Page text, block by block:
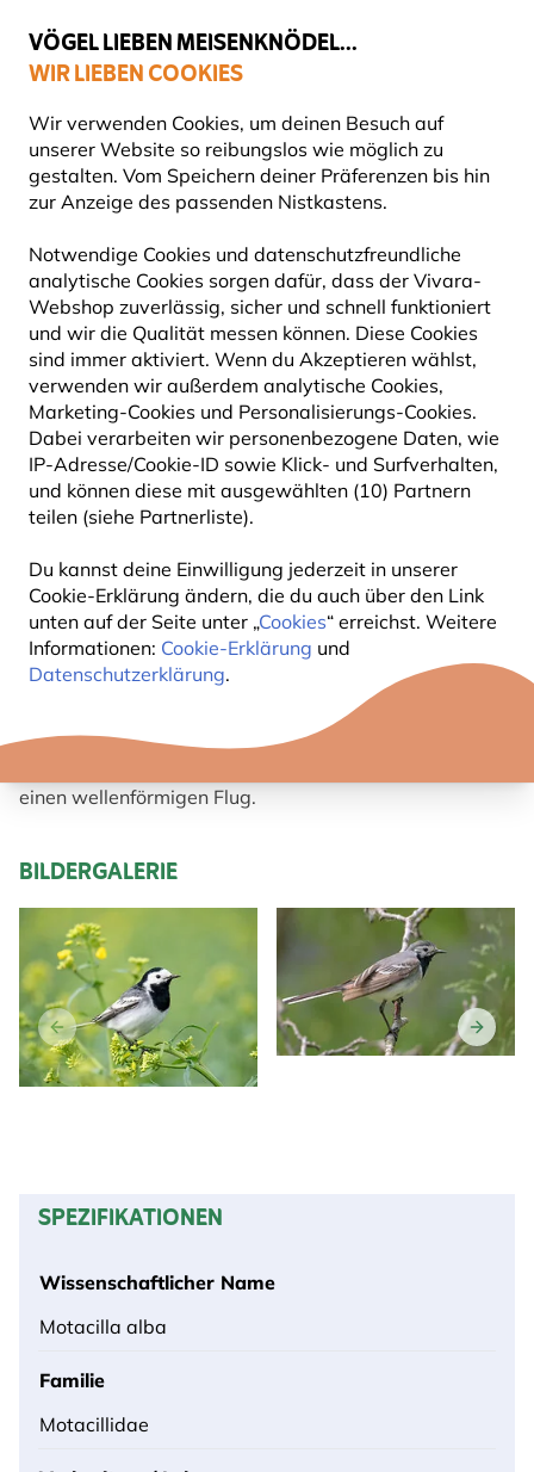
VÖGEL LIEBEN MEISENKNÖDEL...
WIR LIEBEN COOKIES
Wir verwenden Cookies, um deinen Besuch auf
unserer Website so reibungslos wie möglich zu
gestalten. Vom Speichern deiner Präferenzen bis hin
zur Anzeige des passenden Nistkastens.
Notwendige Cookies und datenschutzfreundliche
analytische Cookies sorgen dafür, dass der Vivara-
Webshop zuverlässig, sicher und schnell funktioniert
und wir die Qualität messen können. Diese Cookies
sind immer aktiviert. Wenn du Akzeptieren wählst,
verwenden wir außerdem analytische Cookies,
Marketing-Cookies und Personalisierungs-Cookies.
Dabei verarbeiten wir personenbezogene Daten, wie
IP-Adresse/Cookie-ID sowie Klick- und Surfverhalten,
und können diese mit ausgewählten (10) Partnern
teilen (siehe Partnerliste).
Du kannst deine Einwilligung jederzeit in unserer
Cookie-Erklärung ändern, die du auch über den Link
unten auf der Seite unter „Cookies“ erreichst. Weitere
Informationen: Cookie-Erklärung und
Datenschutzerklärung.
Top-bewertet in 11 Ländern
Gratis Versand ab 49 €
Blog Tierarten Bachstelze
BACHSTELZE
27 September 2024 TIERARTEN VÖGEL
KURZBESCHREIBUNG BACHSTELZE
Zur Brutzeit ist ihre Kopfplatte, Kehle und
Vorderbrust schwarz; Rücken grau; Stirn, Kopfseiten
und Bauch weiß; im Winter mit weißer Kehle und
dunklem Brustband.
einen wellenförmigen Flug.
BILDERGALERIE
SPEZIFIKATIONEN
Wissenschaftlicher Name
Motacilla alba
Familie
Motacillidae